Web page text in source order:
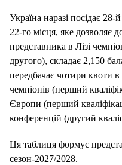
Україна наразі посідає 28-
22-го місця, яке дозволяє
представника в Лізі
другого), складає 2,150
передбачає чотири квоти
чемпіонів (перший
Європи (перший
конференцій (другий
Ця таблиця формує
сезон-2027/2028.